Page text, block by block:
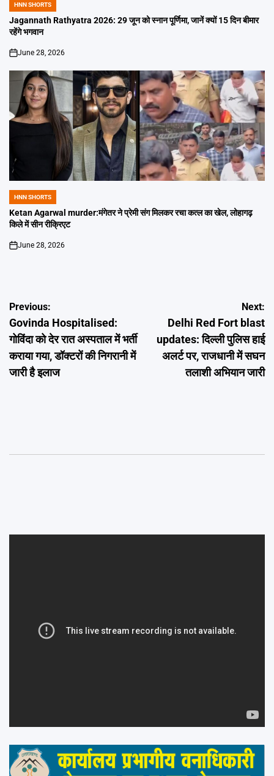
POSTED
IN
HNN SHORTS
Jagannath Rathyatra 2026: 29 जून को स्नान पूर्णिमा, जानें क्यों 15 दिन बीमार
रहेंगे भगवान
on
June 28, 2026
POSTED
IN
HNN SHORTS
Ketan Agarwal murder:मंगेतर ने प्रेमी संग मिलकर रचा कत्ल का खेल, लोहागढ़
किले में सीन रीक्रिएट
on
June 28, 2026
Post
navigation
Previous:
Govinda Hospitalised:
गोविंदा को देर रात अस्पताल में भर्ती
कराया गया, डॉक्टरों की निगरानी में
जारी है इलाज
Next:
Delhi Red Fort blast
updates: दिल्ली पुलिस हाई
अलर्ट पर, राजधानी में सघन
तलाशी अभियान जारी